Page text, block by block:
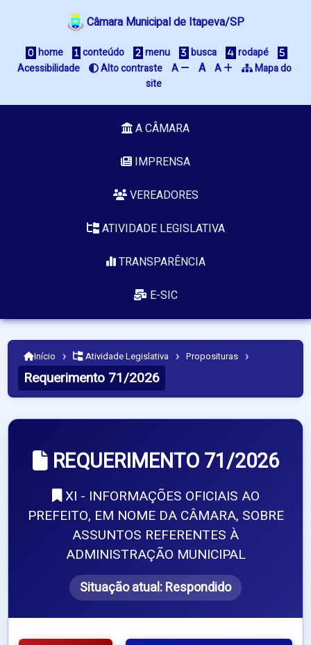
Câmara Municipal de Itapeva/SP
home conteúdo menu busca
rodapé
Acessibilidade
Alto contraste A A A
Mapa do
site
A CÂMARA
IMPRENSA
VEREADORES
ATIVIDADE LEGISLATIVA
TRANSPARÊNCIA
E-SIC
Início › Atividade Legislativa › Proposituras ›
Requerimento 71/2026
REQUERIMENTO 71/2026
XI - INFORMAÇÕES OFICIAIS AO
PREFEITO, EM NOME DA CÂMARA, SOBRE
ASSUNTOS REFERENTES À
ADMINISTRAÇÃO MUNICIPAL
Situação atual:Respondido